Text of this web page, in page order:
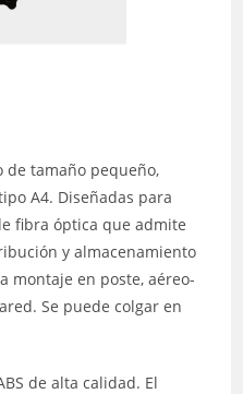
tamaño pequeño,
A4. Diseñadas para
fibra óptica que admite
y almacenamiento
montaje en poste, aéreo-
Se puede colgar en
de alta calidad. El